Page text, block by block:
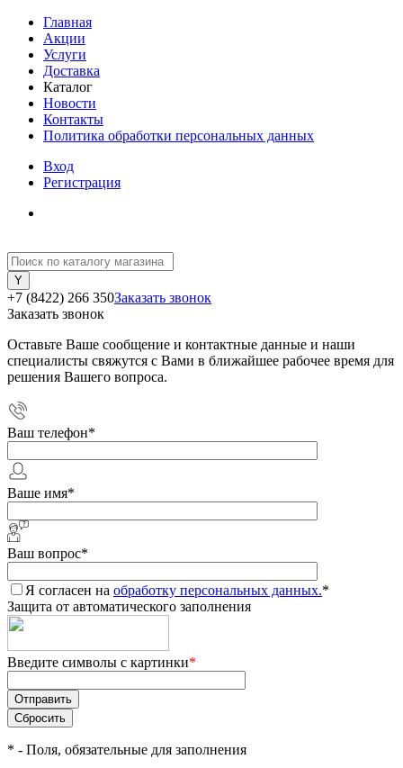
Главная
Акции
Услуги
Доставка
Каталог
Новости
Контакты
Политика обработки персональных данных
Вход
Регистрация
+7 (8422) 266 350Заказать звонок
Заказать звонок
Оставьте Ваше сообщение и контактные данные и наши
специалисты свяжутся с Вами в ближайшее рабочее время для
решения Вашего вопроса.
Ваш телефон*
Ваше имя*
Ваш вопрос*
Я согласен на обработку персональных данных.*
Защита от автоматического заполнения
Введите символы с картинки*
* - Поля, обязательные для заполнения